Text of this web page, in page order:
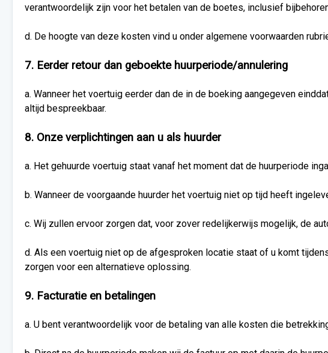
verantwoordelijk zijn voor het betalen van de boetes, inclusief
d. De hoogte van deze kosten vind u onder algemene voorwaarden
7. Eerder retour dan geboekte huurperiode/annulering
a. Wanneer het voertuig eerder dan de in de boeking aangegeven
altijd bespreekbaar.
8. Onze verplichtingen aan u als huurder
a. Het gehuurde voertuig staat vanaf het moment dat de huurperiode
b. Wanneer de voorgaande huurder het voertuig niet op tijd heeft
c. Wij zullen ervoor zorgen dat, voor zover redelijkerwijs mogelijk, de
d. Als een voertuig niet op de afgesproken locatie staat of u komt
zorgen voor een alternatieve oplossing.
9. Facturatie en betalingen
a. U bent verantwoordelijk voor de betaling van alle kosten die